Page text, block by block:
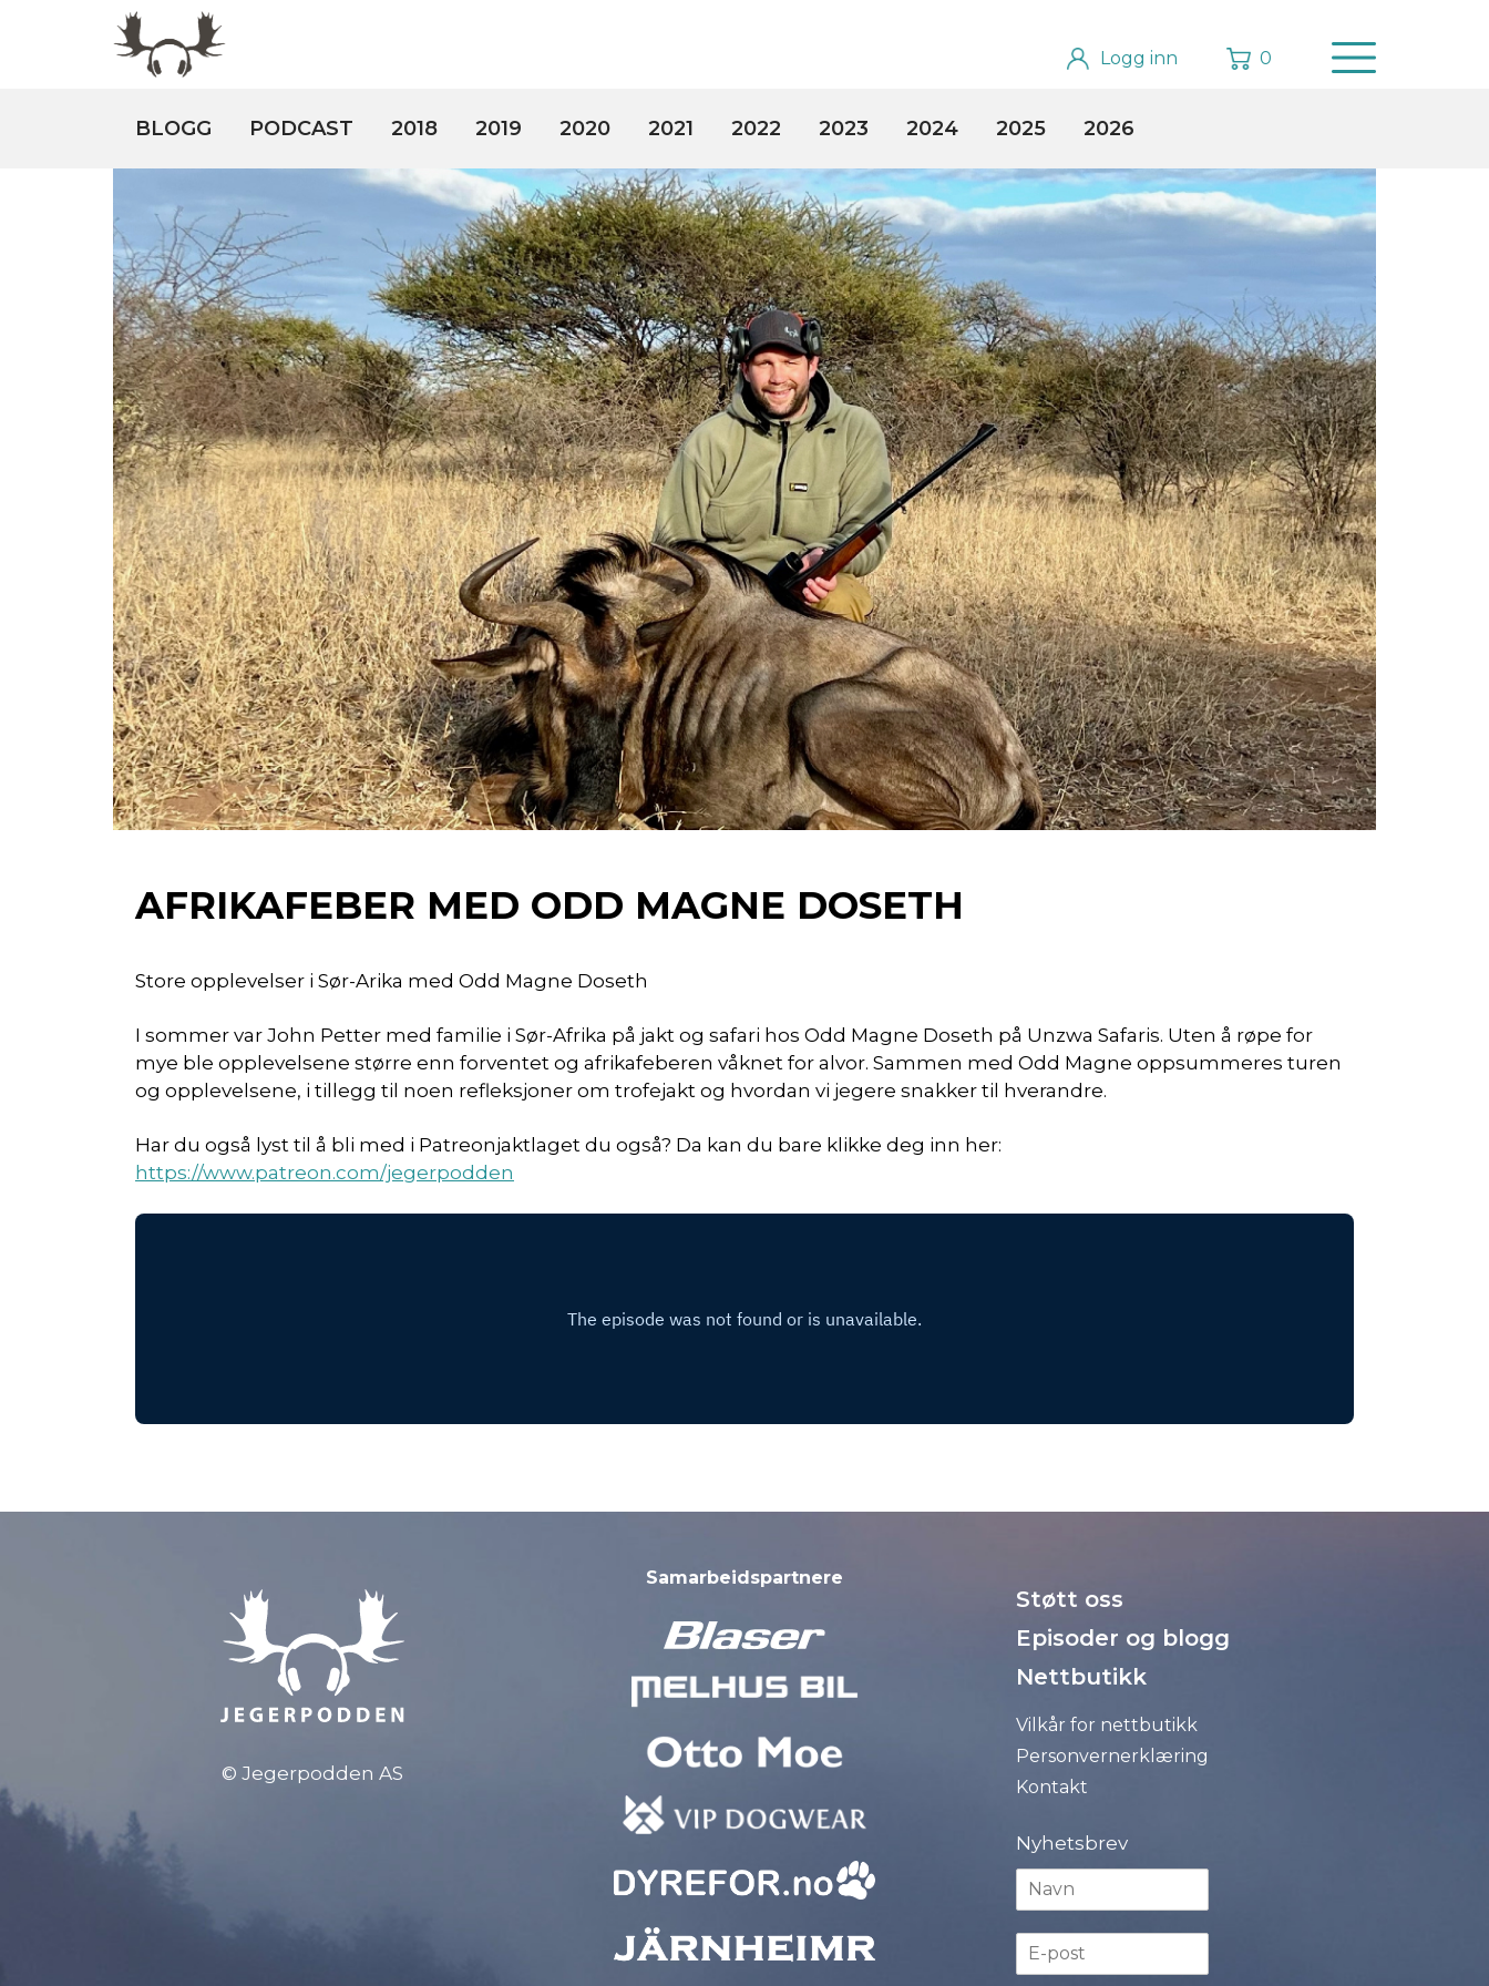
Logg inn 0
BLOGG PODCAST 2018 2019 2020 2021 2022 2023 2024 2025 2026
AFRIKAFEBER MED ODD MAGNE DOSETH
Store opplevelser i Sør-Arika med Odd Magne Doseth
I sommer var John Petter med familie i Sør-Afrika på jakt og safari hos Odd Magne Doseth på Unzwa Safaris. Uten å røpe for
mye ble opplevelsene større enn forventet og afrikafeberen våknet for alvor. Sammen med Odd Magne oppsummeres turen
og opplevelsene, i tillegg til noen refleksjoner om trofejakt og hvordan vi jegere snakker til hverandre.
Har du også lyst til å bli med i Patreonjaktlaget du også? Da kan du bare klikke deg inn her:
https://www.patreon.com/jegerpodden
© Jegerpodden AS
Samarbeidspartnere
Støtt oss
Episoder og blogg
Nettbutikk
Vilkår for nettbutikk
Personvernerklæring
Kontakt
Nyhetsbrev